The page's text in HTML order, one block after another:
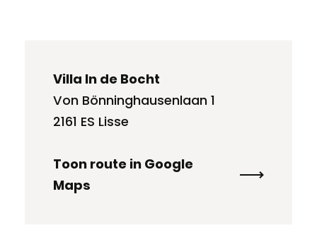
Villa In de Bocht
Von Bönninghausenlaan 1
2161 ES Lisse
Toon route in Google
Maps